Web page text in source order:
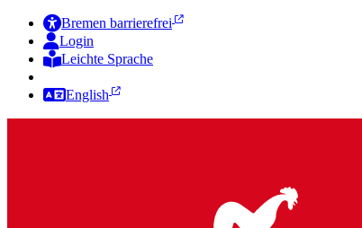
Bremen barrierefrei
Login
Leichte Sprache
English